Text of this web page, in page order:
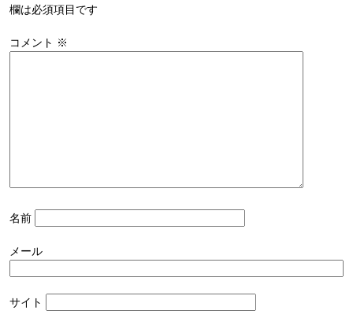
欄は必須項目です
コメント ※
名前
メール
サイト